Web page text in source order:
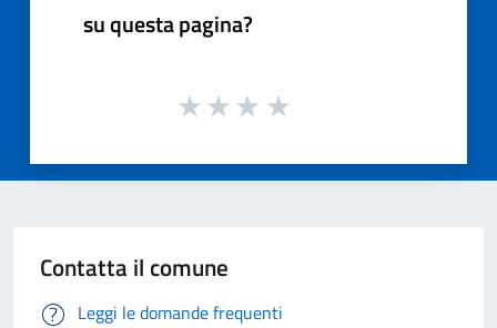
su questa pagina?
Contatta il comune
Leggi le domande frequenti